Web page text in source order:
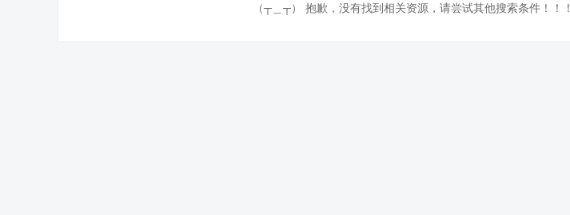
（┬＿┬） 抱歉，没有找到相关资源，请尝试其他搜索条件！！！